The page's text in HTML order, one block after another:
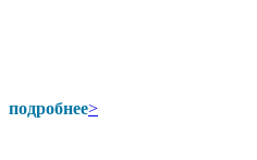
подробнее>